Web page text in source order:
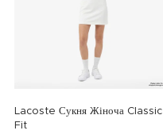
Lacoste Сукня Жіноча Classic
Fit